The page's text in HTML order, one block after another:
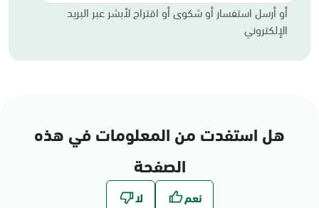
أو أرسل استفسار أو شكوى أو اقتراح لأبشر عبر البريد
الإلكتروني
هل استفدت من المعلومات في هذه
الصفحة